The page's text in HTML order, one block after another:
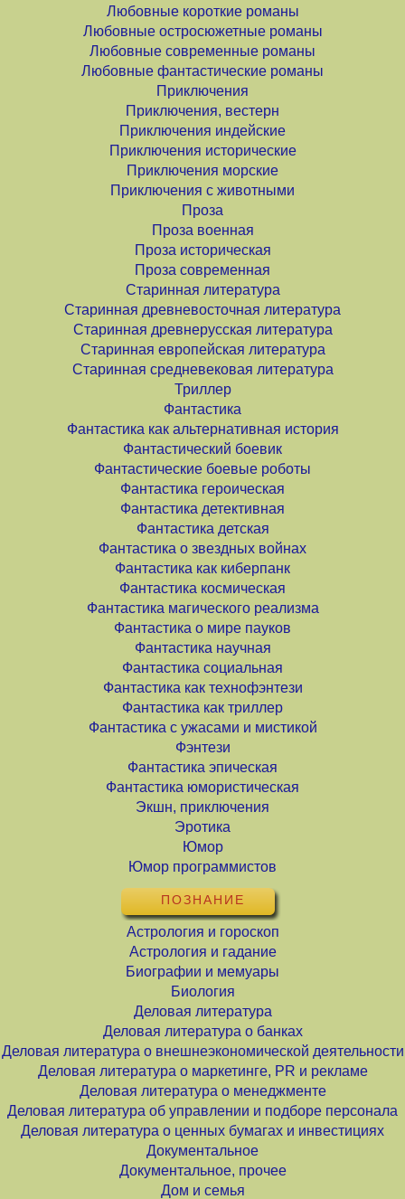
Любовные короткие романы
Любовные остросюжетные романы
Любовные современные романы
Любовные фантастические романы
Приключения
Приключения, вестерн
Приключения индейские
Приключения исторические
Приключения морские
Приключения с животными
Проза
Проза военная
Проза историческая
Проза современная
Старинная литература
Старинная древневосточная литература
Старинная древнерусская литература
Старинная европейская литература
Старинная средневековая литература
Триллер
Фантастика
Фантастика как альтернативная история
Фантастический боевик
Фантастические боевые роботы
Фантастика героическая
Фантастика детективная
Фантастика детская
Фантастика о звездных войнах
Фантастика как киберпанк
Фантастика космическая
Фантастика магического реализма
Фантастика о мире пауков
Фантастика научная
Фантастика социальная
Фантастика как технофэнтези
Фантастика как триллер
Фантастика с ужасами и мистикой
Фэнтези
Фантастика эпическая
Фантастика юмористическая
Экшн, приключения
Эротика
Юмор
Юмор программистов
ПОЗНАНИЕ
Астрология и гороскоп
Астрология и гадание
Биографии и мемуары
Биология
Деловая литература
Деловая литература о банках
Деловая литература о внешнеэкономической деятельности
Деловая литература о маркетинге, PR и рекламе
Деловая литература о менеджменте
Деловая литература об управлении и подборе персонала
Деловая литература о ценных бумагах и инвестициях
Документальное
Документальное, прочее
Дом и семья